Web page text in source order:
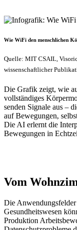
Wie WiFi den menschlichen
Quelle: MIT CSAIL,
wissenschaftlicher
Die Grafik zeigt, wie
vollständiges
senden Signale aus –
auf Bewegungen,
Die AI erlernt die
Bewegungen in
Vom
Die
Gesundheitswesen
Produktion